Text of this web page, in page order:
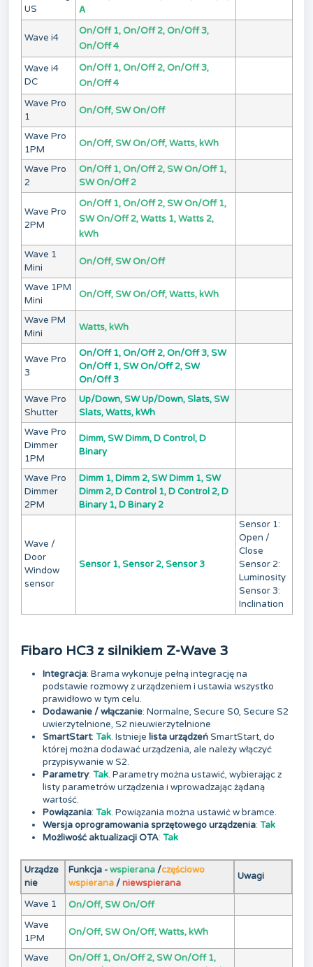
US
A
Wave i4
On/Off 1, On/Off 2, On/Off 3,
On/Off 4
Wave i4
DC
On/Off 1, On/Off 2, On/Off 3,
On/Off 4
Wave Pro
1
On/Off, SW On/Off
Wave Pro
1PM
On/Off, SW On/Off, Watts, kWh
Wave Pro
2
On/Off 1, On/Off 2, SW On/Off 1,
SW On/Off 2
Wave Pro
2PM
On/Off 1, On/Off 2, SW On/Off 1,
SW On/Off 2, Watts 1, Watts 2,
kWh
Wave 1
Mini
On/Off, SW On/Off
Wave 1PM
Mini
On/Off, SW On/Off, Watts, kWh
Wave PM
Mini
Watts, kWh
Wave Pro
3
On/Off 1, On/Off 2, On/Off 3, SW
On/Off 1, SW On/Off 2, SW
On/Off 3
Wave Pro
Shutter
Up/Down, SW Up/Down, Slats, SW
Slats, Watts, kWh
Wave Pro
Dimmer
1PM
Dimm, SW Dimm, D Control, D
Binary
Wave Pro
Dimmer
2PM
Dimm 1, Dimm 2, SW Dimm 1, SW
Dimm 2, D Control 1, D Control 2, D
Binary 1, D Binary 2
Wave /
Door
Window
sensor
Sensor 1, Sensor 2, Sensor 3
Sensor 1:
Open /
Close
Sensor 2:
Luminosity
Sensor 3:
Inclination
Fibaro HC3 z silnikiem Z-Wave 3
Integracja: Brama wykonuje pełną integrację na
podstawie rozmowy z urządzeniem i ustawia wszystko
prawidłowo w tym celu.
Dodawanie / włączanie: Normalne, Secure S0, Secure S2
uwierzytelnione, S2 nieuwierzytelnione
SmartStart: Tak. Istnieje lista urządzeńSmartStart, do
której można dodawać urządzenia, ale należy włączyć
przypisywanie w S2.
Parametry: Tak. Parametry można ustawić, wybierając z
listy parametrów urządzenia i wprowadzając żądaną
wartość.
Powiązania: Tak. Powiązania można ustawić w bramce.
Wersja oprogramowania sprzętowego urządzenia: Tak
Możliwość aktualizacji OTA: Tak
Urządze
nie
Funkcja -wspierana/częściowo
wspierana/niewspierana
Uwagi
Wave 1
On/Off, SW On/Off
Wave
1PM
On/Off, SW On/Off, Watts, kWh
Wave
On/Off 1, On/Off 2, SW On/Off 1,